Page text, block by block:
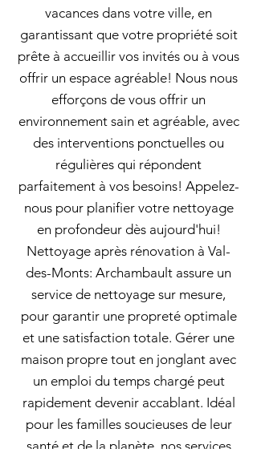
vacances dans votre ville, en
garantissant que votre propriété soit
prête à accueillir vos invités ou à vous
offrir un espace agréable! Nous nous
efforçons de vous offrir un
environnement sain et agréable, avec
des interventions ponctuelles ou
régulières qui répondent
parfaitement à vos besoins! Appelez-
nous pour planifier votre nettoyage
en profondeur dès aujourd'hui!
Nettoyage après rénovation à Val-
des-Monts: Archambault assure un
service de nettoyage sur mesure,
pour garantir une propreté optimale
et une satisfaction totale. Gérer une
maison propre tout en jonglant avec
un emploi du temps chargé peut
rapidement devenir accablant. Idéal
pour les familles soucieuses de leur
santé et de la planète, nos services